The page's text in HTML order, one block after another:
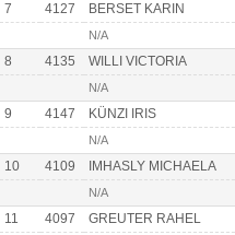
7 4127 BERSET KARIN
N/A
8 4135 WILLI VICTORIA
N/A
9 4147 KÜNZI IRIS
N/A
10 4109 IMHASLY MICHAELA
N/A
11 4097 GREUTER RAHEL